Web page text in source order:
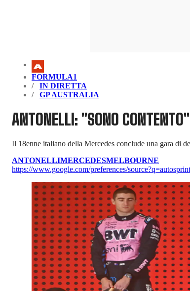
FORMULA1
IN DIRETTA
GP AUSTRALIA
ANTONELLI: "SONO
Il 18enne italiano della Mercedes conclude una gara di
ANTONELLIMERCEDESMELBOURNE
https://www.google.com/preferences/